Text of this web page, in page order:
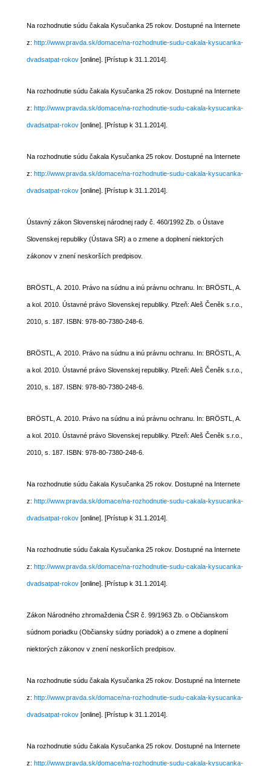
Na rozhodnutie súdu čakala Kysučanka 25 rokov. Dostupné na Internete
z: http://www.pravda.sk/domace/na-rozhodnutie-sudu-cakala-kysucanka-
dvadsatpat-rokov[online]. [Prístup k 31.1.2014].
Na rozhodnutie súdu čakala Kysučanka 25 rokov. Dostupné na Internete
z: http://www.pravda.sk/domace/na-rozhodnutie-sudu-cakala-kysucanka-
dvadsatpat-rokov[online]. [Prístup k 31.1.2014].
Na rozhodnutie súdu čakala Kysučanka 25 rokov. Dostupné na Internete
z: http://www.pravda.sk/domace/na-rozhodnutie-sudu-cakala-kysucanka-
dvadsatpat-rokov[online]. [Prístup k 31.1.2014].
Ústavný zákon Slovenskej národnej rady č. 460/1992 Zb. o Ústave
Slovenskej republiky (Ústava SR) a o zmene a doplnení niektorých
zákonov v znení neskorších predpisov.
BRÖSTL, A. 2010. Právo na súdnu a inú právnu ochranu. In: BRÖSTL, A.
a kol. 2010. Ústavné právo Slovenskej republiky. Plzeň: Aleš Čeněk s.r.o.,
2010, s. 187. ISBN: 978-80-7380-248-6.
BRÖSTL, A. 2010. Právo na súdnu a inú právnu ochranu. In: BRÖSTL, A.
a kol. 2010. Ústavné právo Slovenskej republiky. Plzeň: Aleš Čeněk s.r.o.,
2010, s. 187. ISBN: 978-80-7380-248-6.
BRÖSTL, A. 2010. Právo na súdnu a inú právnu ochranu. In: BRÖSTL, A.
a kol. 2010. Ústavné právo Slovenskej republiky. Plzeň: Aleš Čeněk s.r.o.,
2010, s. 187. ISBN: 978-80-7380-248-6.
Na rozhodnutie súdu čakala Kysučanka 25 rokov. Dostupné na Internete
z: http://www.pravda.sk/domace/na-rozhodnutie-sudu-cakala-kysucanka-
dvadsatpat-rokov[online]. [Prístup k 31.1.2014].
Na rozhodnutie súdu čakala Kysučanka 25 rokov. Dostupné na Internete
z: http://www.pravda.sk/domace/na-rozhodnutie-sudu-cakala-kysucanka-
dvadsatpat-rokov[online]. [Prístup k 31.1.2014].
Zákon Národného zhromaždenia ČSR č. 99/1963 Zb. o Občianskom
súdnom poriadku (Občiansky súdny poriadok) a o zmene a doplnení
niektorých zákonov v znení neskorších predpisov.
Na rozhodnutie súdu čakala Kysučanka 25 rokov. Dostupné na Internete
z: http://www.pravda.sk/domace/na-rozhodnutie-sudu-cakala-kysucanka-
dvadsatpat-rokov[online]. [Prístup k 31.1.2014].
Na rozhodnutie súdu čakala Kysučanka 25 rokov. Dostupné na Internete
z: http://www.pravda.sk/domace/na-rozhodnutie-sudu-cakala-kysucanka-